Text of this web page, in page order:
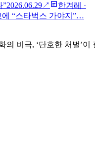
”2026.06.29↗ 한겨레 ·
“스타벅스 가야지”…